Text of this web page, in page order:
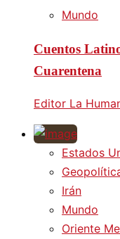
Mundo
Cuentos
Cuarentena
Editor La
Estados
Irán
Mundo
Oriente